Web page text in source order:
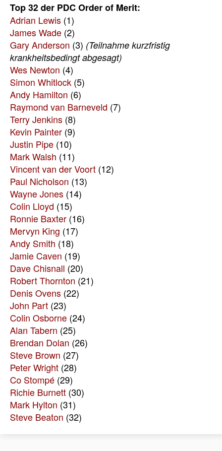
Top 32 der PDC Order of Merit:
Adrian Lewis (1)
James Wade (2)
Gary Anderson (3) (Teilnahme kurzfristig
krankheitsbedingt abgesagt)
Wes Newton (4)
Simon Whitlock (5)
Andy Hamilton (6)
Raymond van Barneveld (7)
Terry Jenkins (8)
Kevin Painter (9)
Justin Pipe (10)
Mark Walsh (11)
Vincent van der Voort (12)
Paul Nicholson (13)
Wayne Jones (14)
Colin Lloyd (15)
Ronnie Baxter (16)
Mervyn King (17)
Andy Smith (18)
Jamie Caven (19)
Dave Chisnall (20)
Robert Thornton (21)
Denis Ovens (22)
John Part (23)
Colin Osborne (24)
Alan Tabern (25)
Brendan Dolan (26)
Steve Brown (27)
Peter Wright (28)
Co Stompé (29)
Richie Burnett (30)
Mark Hylton (31)
Steve Beaton (32)